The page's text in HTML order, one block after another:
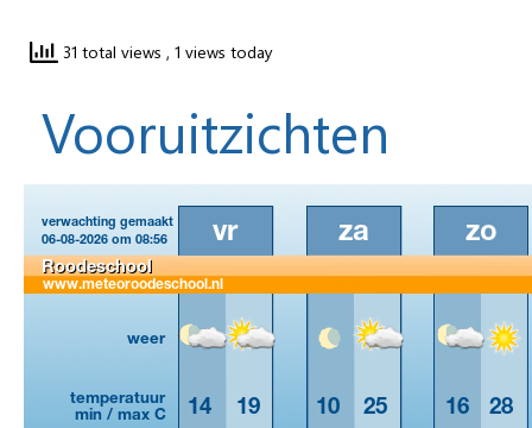
31 total views , 1 views today
Vooruitzichten